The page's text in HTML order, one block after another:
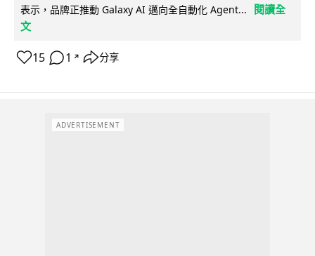
表示，品牌正推動 Galaxy AI 邁向全自動化 Agent...
閱讀全
文
15 1 ↗ 分享
ADVERTISEMENT